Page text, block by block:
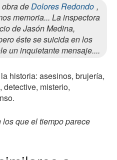
deDolores Redondo ,
memoria... La inspectora
de Jasón Medina,
éste se suicida en los
un inquietante mensaje....
historia: asesinos, brujería,
misterio,
los que el tiempo parece